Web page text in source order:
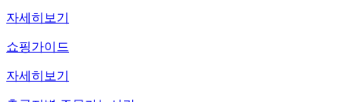
자세히보기
쇼핑가이드
자세히보기